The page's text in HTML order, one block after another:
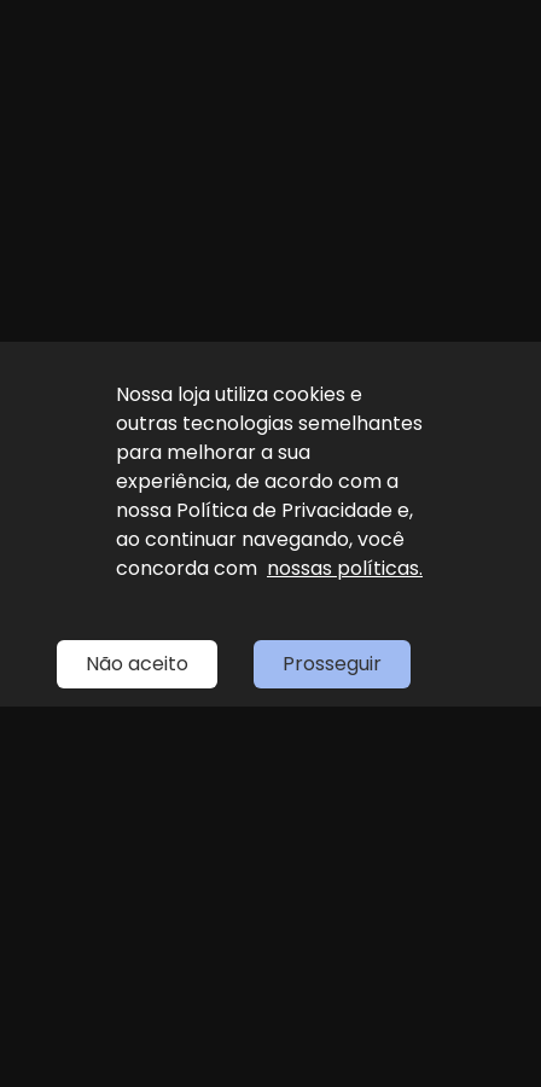
HomeEstoqueFale ConoscoSobre Nós
Entre em contato
(11) 4087-4887
Nossa loja utiliza cookies e
outras tecnologias semelhantes
para melhorar a sua
experiência, de acordo com a
nossa Política de Privacidade e,
ao continuar navegando, você
concorda com nossas políticas.
Não aceito Prosseguir